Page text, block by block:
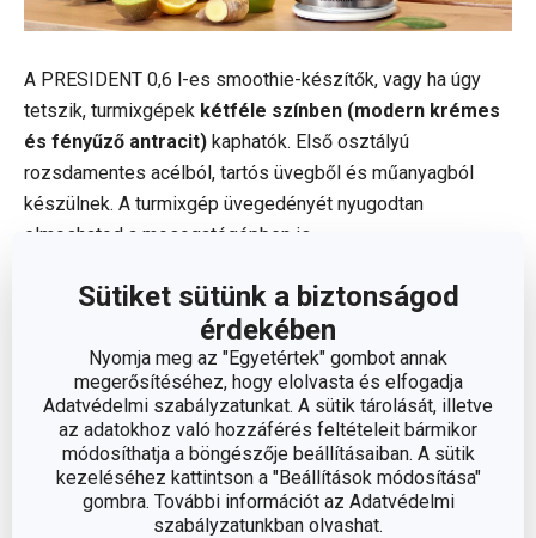
Sütiket sütünk a biztonságod
érdekében
Nyomja meg az "Egyetértek" gombot annak
megerősítéséhez, hogy elolvasta és elfogadja
Adatvédelmi szabályzatunkat. A sütik tárolását, illetve
az adatokhoz való hozzáférés feltételeit bármikor
módosíthatja a böngészője beállításaiban. A sütik
kezeléséhez kattintson a "Beállítások módosítása"
gombra. További információt az Adatvédelmi
szabályzatunkban olvashat.
A PRESIDENT 0,6 l-es smoothie-készítők, vagy ha úgy
tetszik, turmixgépek kétféle színben (modern krémes
és fényűző antracit) kaphatók. Első osztályú
rozsdamentes acélból, tartós üvegből és műanyagból
készülnek. A turmixgép üvegedényét nyugodtan
elmoshatod a mosogatógépben is.
A termék 350 W bemeneti teljesítménnyel rendelkezik, és
2 év standard garanciával kínáljuk.
Gyártó: TESCOMA s. r. o., U Tescomy 241, 760 01 Zlín;
info@tescoma.hu